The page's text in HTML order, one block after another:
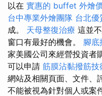
以在 實惠的 buffet 外燴
台中專業外燴團隊 台北優
成。 天母整復治療 這並
窗口有最好的機會。 腳底
家美國公司來經營投資者
可以申請 筋膜沾黏撥筋技
網站及相關頁面、文件、
不能被視為針對個人或案